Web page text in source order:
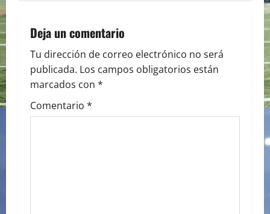
a
v
i
g
Deja un comentario
Tu dirección de correo electrónico no será
publicada. Los campos obligatorios están
marcados con *
Comentario *